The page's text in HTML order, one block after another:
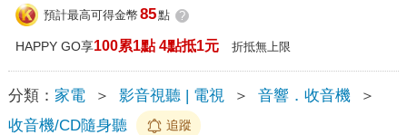
預計最高可得金幣 85點 ?
HAPPY GO享100累1點 4點抵1元 折抵無上限
分類： 家電 ＞ 影音視聽 | 電視 ＞ 音響．收音機
＞
收音機/CD隨身聽
追蹤